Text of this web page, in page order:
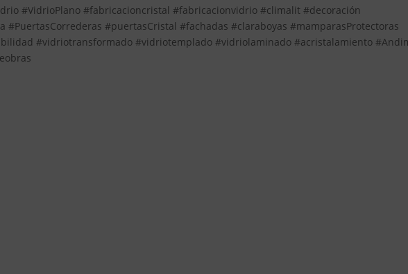
#VidrioPlano #fabricacioncristal #fabricacionvidrio #climalit #decoración
#PuertasCorrederas #puertasCristal #fachadas #claraboyas #mamparasProtectoras
#vidriotransformado #vidriotemplado #vidriolaminado #acristalamiento